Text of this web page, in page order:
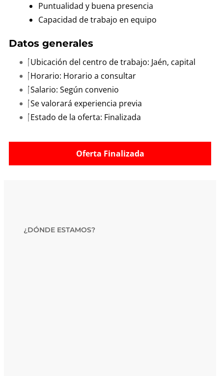
Puntualidad y buena presencia
Capacidad de trabajo en equipo
Datos generales
Ubicación del centro de trabajo: Jaén, capital
Horario: Horario a consultar
Salario: Según convenio
Se valorará experiencia previa
Estado de la oferta: Finalizada
Oferta Finalizada
¿DÓNDE ESTAMOS?